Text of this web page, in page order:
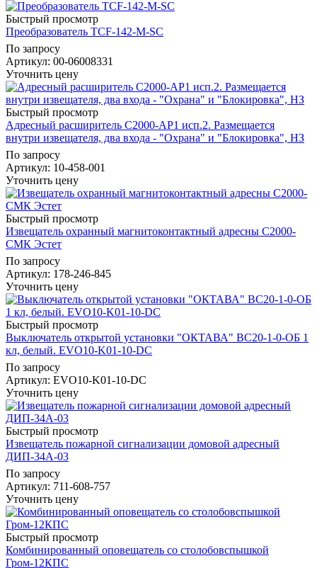
Быстрый просмотр
Преобразователь TCF-142-M-SC
По запросу
Артикул: 00-06008331
Уточнить цену
Быстрый просмотр
Адресный расширитель С2000-АР1 исп.2. Размещается
внутри извещателя, два входа - "Охрана" и "Блокировка", НЗ
По запросу
Артикул: 10-458-001
Уточнить цену
Быстрый просмотр
Извещатель охранный магнитоконтактный адресны С2000-
СМК Эстет
По запросу
Артикул: 178-246-845
Уточнить цену
Быстрый просмотр
Выключатель открытой установки "ОКТАВА" ВС20-1-0-ОБ 1
кл, белый. EVO10-K01-10-DC
По запросу
Артикул: EVO10-K01-10-DC
Уточнить цену
Быстрый просмотр
Извещатель пожарной сигнализации домовой адресный
ДИП-34А-03
По запросу
Артикул: 711-608-757
Уточнить цену
Быстрый просмотр
Комбинированный оповещатель со столобовспышкой
Гром-12КПС